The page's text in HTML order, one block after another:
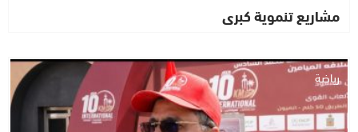
مشاريع تنموية كبرى
رياضة